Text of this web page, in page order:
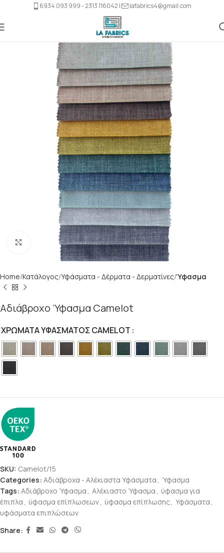
6934 093 999 - 2313 116042 | lafabrics4@gmail.com
Click to enlarge
Home Κατάλογος Υφάσματα - Δέρματα - Δερματίνες Ύφασμα
Αδιάβροχο Ύφασμα Camelot
ΧΡΏΜΑΤΑ ΥΦΆΣΜΑΤΟΣ CAMELOT
Alternative:
SKU: Camelot/15
Categories: Αδιάβροχα - Αλέκιαστα Υφάσματα , Ύφασμα
Tags: Αδιάβροχο Ύφασμα , Αλέκιαστο Ύφασμα , ύφασμα για
έπιπλα , ύφασμα επίπλωσεων, ύφασμα επίπλωσης, Υφάσματα ,
υφάσματα επιπλώσεων
Share: